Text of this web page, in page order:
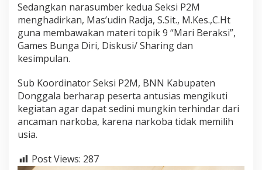
Sedangkan narasumber kedua Seksi P2M
menghadirkan, Mas’udin Radja, S.Sit., M.Kes.,C.Ht
guna membawakan materi topik 9 “Mari Beraksi”,
Games Bunga Diri, Diskusi/ Sharing dan
kesimpulan.
Sub Koordinator Seksi P2M, BNN Kabupaten
Donggala berharap peserta antusias mengikuti
kegiatan agar dapat sedini mungkin terhindar dari
ancaman narkoba, karena narkoba tidak memilih
usia.
Post Views: 287